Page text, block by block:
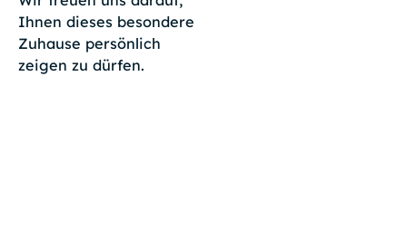
Ihnen dieses besondere
Zuhause persönlich
zeigen zu dürfen.